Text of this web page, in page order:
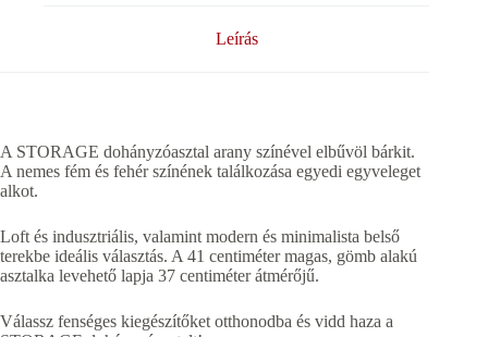
Leírás
A STORAGE dohányzóasztal arany színével elbűvöl bárkit.
A nemes fém és fehér színének találkozása egyedi egyveleget
alkot.
Loft és indusztriális, valamint modern és minimalista belső
terekbe ideális választás. A 41 centiméter magas, gömb alakú
asztalka levehető lapja 37 centiméter átmérőjű.
Válassz fenséges kiegészítőket otthonodba és vidd haza a